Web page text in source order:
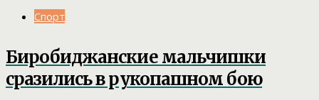
Спорт
Биробиджанские мальчишки
сразились в рукопашном бою